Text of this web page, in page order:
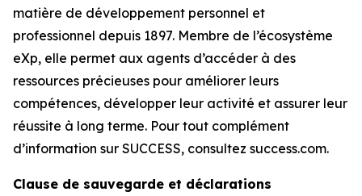
matière de développement personnel et
professionnel depuis 1897. Membre de l’écosystème
eXp, elle permet aux agents d’accéder à des
ressources précieuses pour améliorer leurs
compétences, développer leur activité et assurer leur
réussite à long terme. Pour tout complément
d’information sur SUCCESS, consultez success.com.
Clause de sauvegarde et déclarations